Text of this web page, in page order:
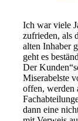
Ich war viele
zufrieden, als
alten Inhaber
geht es
Der
Miserabelste
offen, werden
dann eine